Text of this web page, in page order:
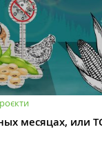
месяцах, или